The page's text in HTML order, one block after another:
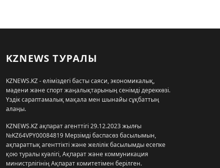
KZNEWS ТУРАЛЫ
KZNEWS.KZ - еліміздегі басты саяси, экономикалық,
мәдени және спорт жаңалықтарының сенімді дереккөзі.
Үздік сараптамалық мақала мен шынайы сұқбаттың
алаңы.
KZNEWS.KZ ақпарат агенттігі 29.12.2023 жылғы
№KZ64VPY00084819 Мерзімді баспасөз басылымын,
ақпараттық агенттікті және желілік басылымды есепке
қою туралы куәлігі, Ақпарат және коммуникация
министрлігінің Ақпарат комитетімен берілген.